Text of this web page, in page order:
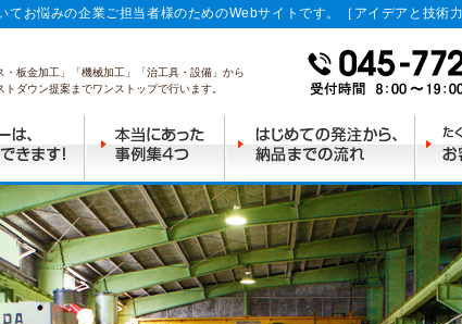
てお悩みの企業ご担当者様のためのWebサイトです。［アイデアと技術
・板金加工」「機械加工」「治工具・設備」から
ダウン提案までワンストップで行います。